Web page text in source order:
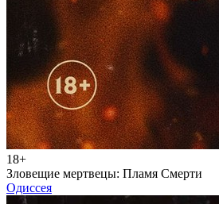
18+
Зловещие мертвецы: Пламя Смерти
Одиссея